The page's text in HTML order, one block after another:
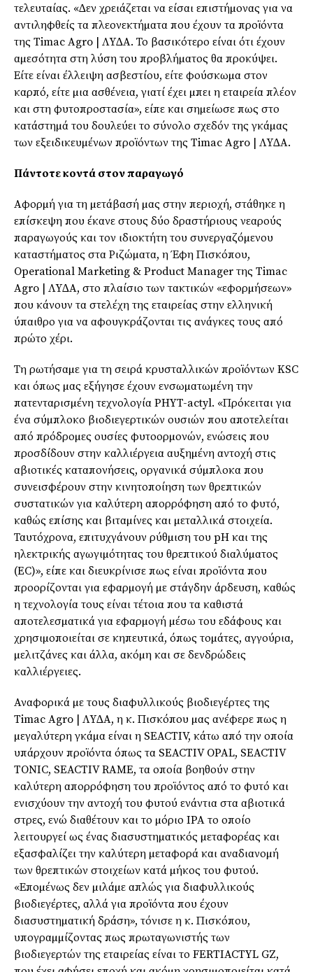
τελευταίας. «∆εν χρειάζεται να είσαι επιστήµονας για να
αντιληφθείς τα πλεονεκτήµατα που έχουν τα προϊόντα
της Timac Agro | ΛΥ∆Α. Το βασικότερο είναι ότι έχουν
αµεσότητα στη λύση του προβλήµατος θα προκύψει.
Είτε είναι έλλειψη ασβεστίου, είτε φούσκωµα στον
καρπό, είτε µια ασθένεια, γιατί έχει µπει η εταιρεία πλέον
και στη φυτοπροστασία», είπε και σηµείωσε πως στο
κατάστηµά του δουλεύει το σύνολο σχεδόν της γκάµας
των εξειδικευµένων προϊόντων της Timac Agro | ΛΥ∆Α.
Πάντοτε κοντά στον παραγωγό
Αφορµή για τη µετάβασή µας στην περιοχή, στάθηκε η
επίσκεψη που έκανε στους δύο δραστήριους νεαρούς
παραγωγούς και τον ιδιοκτήτη του συνεργαζόµενου
καταστήµατος στα Ριζώµατα, η Έφη Πισκόπου,
Operational Marketing & Product Manager της Timac
Agro | ΛΥ∆Α, στο πλαίσιο των τακτικών «εφορµήσεων»
που κάνουν τα στελέχη της εταιρείας στην ελληνική
ύπαιθρο για να αφουγκράζονται τις ανάγκες τους από
πρώτο χέρι.
Τη ρωτήσαµε για τη σειρά κρυσταλλικών προϊόντων KSC
και όπως µας εξήγησε έχουν ενσωµατωµένη την
πατενταρισµένη τεχνολογία PHYT-actyl. «Πρόκειται για
ένα σύµπλοκο βιοδιεγερτικών ουσιών που αποτελείται
από πρόδροµες ουσίες φυτοορµονών, ενώσεις που
προσδίδουν στην καλλιέργεια αυξηµένη αντοχή στις
αβιοτικές καταπονήσεις, οργανικά σύµπλοκα που
συνεισφέρουν στην κινητοποίηση των θρεπτικών
συστατικών για καλύτερη απορρόφηση από το φυτό,
καθώς επίσης και βιταµίνες και µεταλλικά στοιχεία.
Ταυτόχρονα, επιτυχγάνουν ρύθµιση του pH και της
ηλεκτρικής αγωγιµότητας του θρεπτικού διαλύµατος
(EC)», είπε και διευκρίνισε πως είναι προϊόντα που
προορίζονται για εφαρµογή µε στάγδην άρδευση, καθώς
η τεχνολογία τους είναι τέτοια που τα καθιστά
αποτελεσµατικά για εφαρµογή µέσω του εδάφους και
χρησιµοποιείται σε κηπευτικά, όπως τοµάτες, αγγούρια,
µελιτζάνες και άλλα, ακόµη και σε δενδρώδεις
καλλιέργειες.
Αναφορικά µε τους διαφυλλικούς βιοδιεγέρτες της
Timac Agro | ΛΥ∆Α, η κ. Πισκόπου µας ανέφερε πως η
µεγαλύτερη γκάµα είναι η SEACTIV, κάτω από την οποία
υπάρχουν προϊόντα όπως τα SEACTIV OPAL, SEACTIV
TONIC, SEACTIV RAME, τα οποία βοηθούν στην
καλύτερη απορρόφηση του προϊόντος από το φυτό και
ενισχύουν την αντοχή του φυτού ενάντια στα αβιοτικά
στρες, ενώ διαθέτουν και το µόριο IPA το οποίο
λειτουργεί ως ένας διασυστηµατικός µεταφορέας και
εξασφαλίζει την καλύτερη µεταφορά και αναδιανοµή
των θρεπτικών στοιχείων κατά µήκος του φυτού.
«Εποµένως δεν µιλάµε απλώς για διαφυλλικούς
βιοδιεγέρτες, αλλά για προϊόντα που έχουν
διασυστηµατική δράση», τόνισε η κ. Πισκόπου,
υπογραµµίζοντας πως πρωταγωνιστής των
βιοδιεγερτών της εταιρείας είναι το FERTIACTYL GZ,